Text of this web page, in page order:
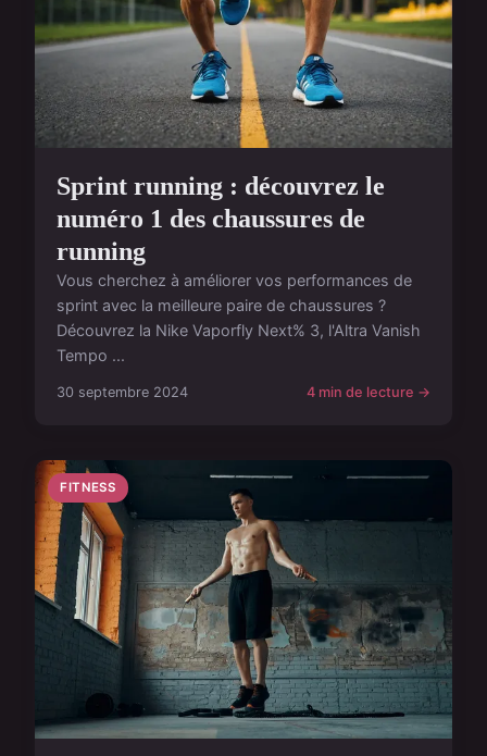
Sprint running : découvrez le
numéro 1 des chaussures de
running
Vous cherchez à améliorer vos performances de
sprint avec la meilleure paire de chaussures ?
Découvrez la Nike Vaporfly Next% 3, l'Altra Vanish
Tempo ...
30 septembre 2024 4 min de lecture →
FITNESS